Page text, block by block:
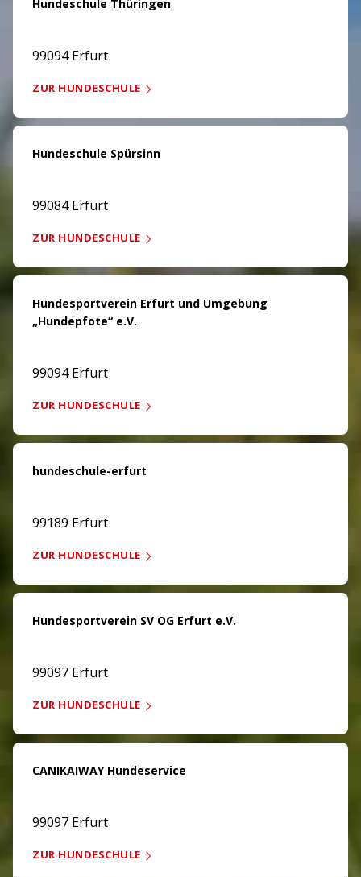
Hundeschule Thüringen
99094 Erfurt
ZUR HUNDESCHULE
Hundeschule Spürsinn
99084 Erfurt
ZUR HUNDESCHULE
Hundesportverein Erfurt und Umgebung
„Hundepfote“ e.V.
99094 Erfurt
ZUR HUNDESCHULE
hundeschule-erfurt
99189 Erfurt
ZUR HUNDESCHULE
Hundesportverein SV OG Erfurt e.V.
99097 Erfurt
ZUR HUNDESCHULE
CANIKAIWAY Hundeservice
99097 Erfurt
ZUR HUNDESCHULE